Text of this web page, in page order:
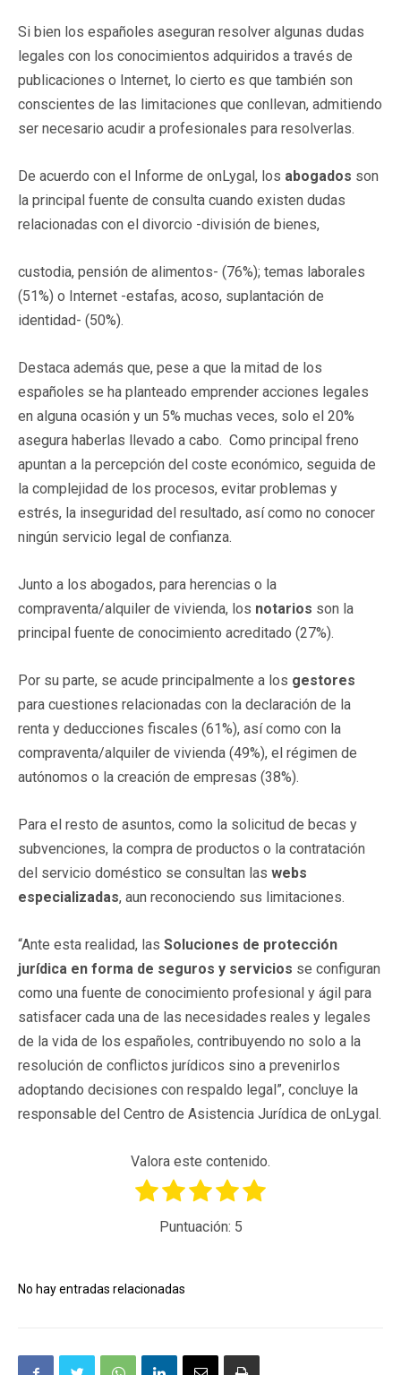
Si bien los españoles aseguran resolver algunas dudas
legales con los conocimientos adquiridos a través de
publicaciones o Internet, lo cierto es que también son
conscientes de las limitaciones que conllevan, admitiendo
ser necesario acudir a profesionales para resolverlas.
De acuerdo con el Informe de onLygal, los abogados son
la principal fuente de consulta cuando existen dudas
relacionadas con el divorcio -división de bienes,
custodia, pensión de alimentos- (76%); temas laborales
(51%) o Internet -estafas, acoso, suplantación de
identidad- (50%).
Destaca además que, pese a que la mitad de los
españoles se ha planteado emprender acciones legales
en alguna ocasión y un 5% muchas veces, solo el 20%
asegura haberlas llevado a cabo. Como principal freno
apuntan a la percepción del coste económico, seguida de
la complejidad de los procesos, evitar problemas y
estrés, la inseguridad del resultado, así como no conocer
ningún servicio legal de confianza.
Junto a los abogados, para herencias o la
compraventa/alquiler de vivienda, los notarios son la
principal fuente de conocimiento acreditado (27%).
Por su parte, se acude principalmente a los gestores
para cuestiones relacionadas con la declaración de la
renta y deducciones fiscales (61%), así como con la
compraventa/alquiler de vivienda (49%), el régimen de
autónomos o la creación de empresas (38%).
Para el resto de asuntos, como la solicitud de becas y
subvenciones, la compra de productos o la contratación
del servicio doméstico se consultan las webs
especializadas, aun reconociendo sus limitaciones.
“Ante esta realidad, las Soluciones de protección
jurídica en forma de seguros y servicios se configuran
como una fuente de conocimiento profesional y ágil para
satisfacer cada una de las necesidades reales y legales
de la vida de los españoles, contribuyendo no solo a la
resolución de conflictos jurídicos sino a prevenirlos
adoptando decisiones con respaldo legal”, concluye la
responsable del Centro de Asistencia Jurídica de onLygal.
Valora este contenido.
Puntuación: 5
No hay entradas relacionadas